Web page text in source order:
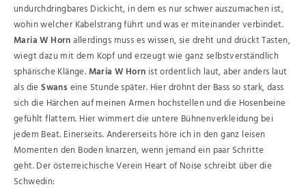
undurchdringbares Dickicht, in dem es nur schwer auszumachen ist,
wohin welcher Kabelstrang führt und was er miteinander verbindet.
Maria W Hornallerdings muss es wissen, sie dreht und drückt Tasten,
wiegt dazu mit dem Kopf und erzeugt wie ganz selbstverständlich
sphärische Klänge.Maria W Horn ist ordentlich laut, aber anders laut
als dieSwans eine Stunde später. Hier dröhnt der Bass so stark, dass
sich die Härchen auf meinen Armen hochstellen und die Hosenbeine
gefühlt flattern. Hier wimmert die untere Bühnenverkleidung bei
jedem Beat. Einerseits. Andererseits höre ich in den ganz leisen
Momenten den Boden knarzen, wenn jemand ein paar Schritte
geht. Der österreichische Verein Heart of Noise schreibt über die
Schwedin: